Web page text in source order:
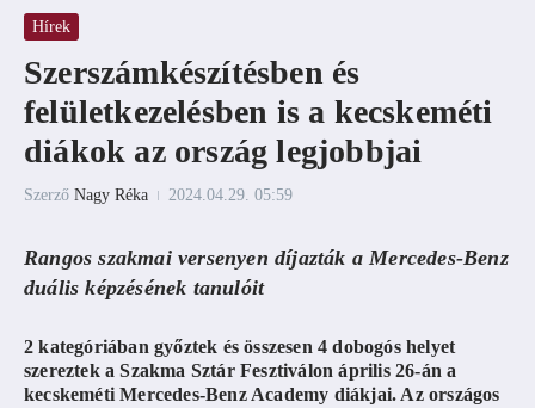
Hírek
Szerszámkészítésben és
felületkezelésben is a kecskeméti
diákok az ország legjobbjai
Szerző Nagy Réka 2024.04.29. 05:59
Rangos szakmai versenyen díjazták a Mercedes-Benz
duális képzésének tanulóit
2 kategóriában győztek és összesen 4 dobogós helyet
szereztek aSzakma Sztár Fesztiválon április 26-án a
kecskeméti Mercedes-Benz Academy diákjai. Az országos